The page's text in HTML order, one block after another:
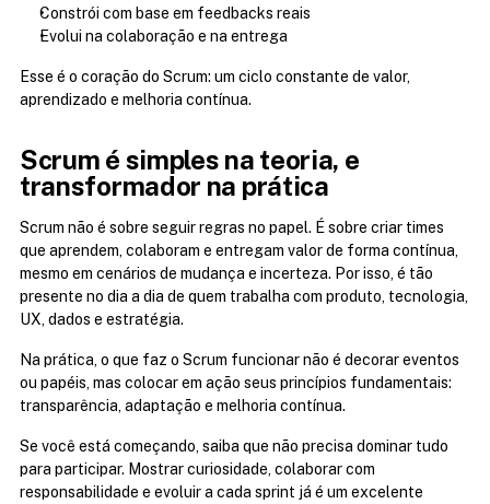
Constrói com base em feedbacks reais
Evolui na colaboração e na entrega
Esse é o coração do Scrum: um ciclo constante de valor,
aprendizado e melhoria contínua.
Scrum é simples na teoria, e
transformador na prática
Scrum não é sobre seguir regras no papel. É sobre criar times
que aprendem, colaboram e entregam valor de forma contínua,
mesmo em cenários de mudança e incerteza. Por isso, é tão
presente no dia a dia de quem trabalha com produto, tecnologia,
UX, dados e estratégia.
Na prática, o que faz o Scrum funcionar não é decorar eventos
ou papéis, mas colocar em ação seus princípios fundamentais:
transparência, adaptação e melhoria contínua.
Se você está começando, saiba que não precisa dominar tudo
para participar. Mostrar curiosidade, colaborar com
responsabilidade e evoluir a cada sprint já é um excelente